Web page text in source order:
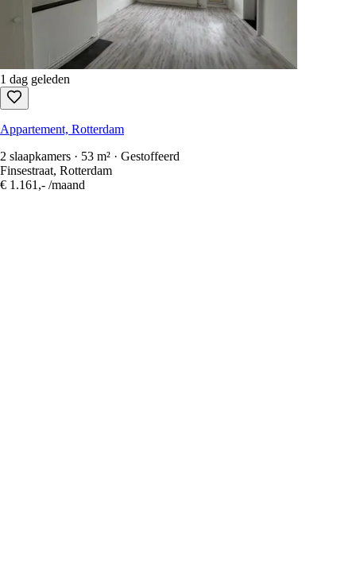
1 dag geleden
Appartement, Rotterdam
2 slaapkamers · 53 m² · Gestoffeerd
Finsestraat, Rotterdam
€ 1.161,- /maand